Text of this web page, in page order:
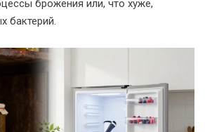
брожения или, что хуже,
бактерий.